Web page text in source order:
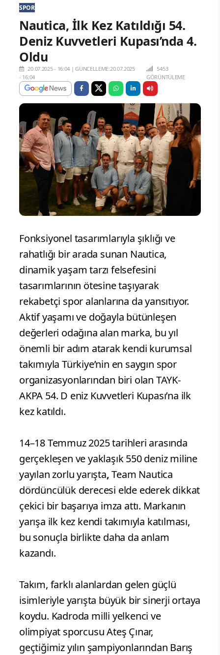
SPOR
Nautica, İlk Kez Katıldığı 54.
Deniz Kuvvetleri Kupası’nda 4.
Oldu
20.07.2025 - 16:04 |GÜNCELLEME:20.07.2025
- 16:04
5453
GÖRÜNTÜLEME
Fonksiyonel tasarımlarıyla şıklığı ve
rahatlığı bir arada sunan Nautica,
dinamik yaşam tarzı felsefesini
tasarımlarının ötesine taşıyarak
rekabetçi spor alanlarına da yansıtıyor.
Aktif yaşamı ve doğayla bütünleşen
değerleri odağına alan marka, bu yıl
önemli bir adım atarak kendi kurumsal
takımıyla Türkiye’nin en saygın spor
organizasyonlarından biri olan TAYK-
AKPA 54. D eniz Kuvvetleri Kupası’na ilk
kez katıldı.
14–18 Temmuz 2025 tarihleri arasında
gerçekleşen ve yaklaşık 550 deniz miline
yayılan zorlu yarışta,Team Nautica
dördüncülük derecesi elde ederek dikkat
çekici bir başarıya imza attı. Markanın
yarışa ilk kez kendi takımıyla katılması,
bu sonuçla birlikte daha da anlam
kazandı.
Takım, farklı alanlardan gelen güçlü
isimleriyle yarışta büyük bir sinerji ortaya
koydu. Kadroda milli yelkenci ve
olimpiyat sporcusu Ateş Çınar,
geçtiğimiz yılın şampiyonlarından Barış